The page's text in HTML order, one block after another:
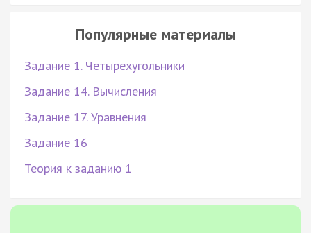
Популярные материалы
Задание 1. Четырехугольники
Задание 14. Вычисления
Задание 17. Уравнения
Задание 16
Теория к заданию 1